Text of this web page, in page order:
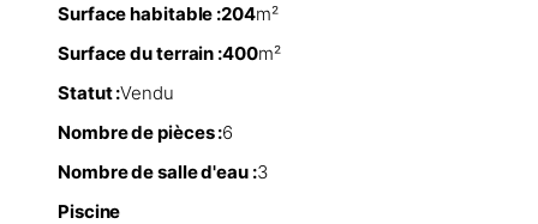
Surface habitable :204m²
Surface du terrain :400m²
Statut :Vendu
Nombre de pièces :6
Nombre de salle d'eau :3
Piscine